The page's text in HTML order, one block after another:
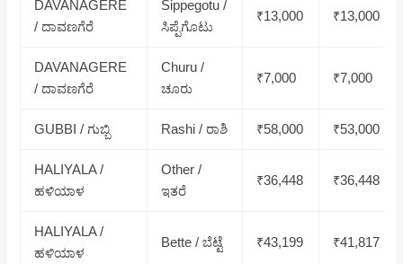
DAVANAGERE
/ ದಾವಣಗೆರೆ
Sippegotu /
ಸಿಪ್ಪೆಗೊಟು
₹13,000 ₹13,000
DAVANAGERE
/ ದಾವಣಗೆರೆ
Churu /
ಚೂರು
₹7,000 ₹7,000
GUBBI / ಗುಬ್ಬಿ Rashi / ರಾಶಿ ₹58,000 ₹53,000
HALIYALA /
ಹಳಿಯಾಳ
Other /
ಇತರೆ
₹36,448 ₹36,448
HALIYALA /
ಹಳಿಯಾಳ
Bette / ಬೆಟ್ಟೆ ₹43,199 ₹41,817